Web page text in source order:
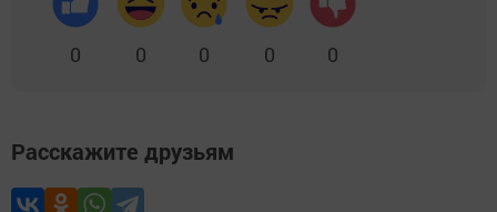
0 0 0 0 0
Расскажите друзьям